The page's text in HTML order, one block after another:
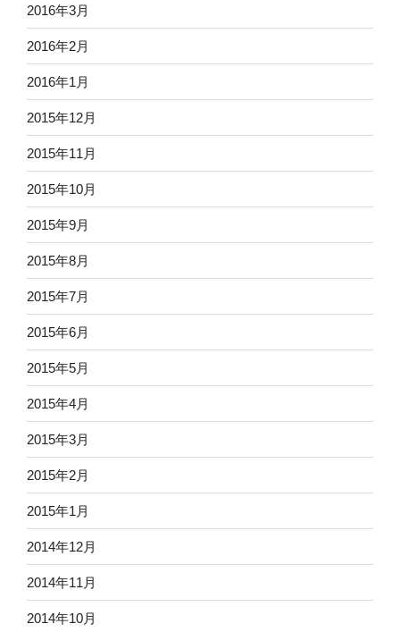
2016年3月
2016年2月
2016年1月
2015年12月
2015年11月
2015年10月
2015年9月
2015年8月
2015年7月
2015年6月
2015年5月
2015年4月
2015年3月
2015年2月
2015年1月
2014年12月
2014年11月
2014年10月